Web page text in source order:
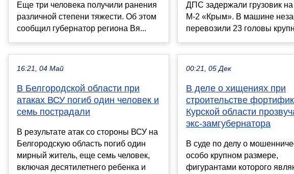
Еще три человека получили ранения
различной степени тяжести. Об этом
сообщил губернатор региона Вя...
16:21, 04 Май
В Белгородской области при
атаках ВСУ погиб один человек и
семь пострадали
В результате атак со стороны ВСУ на
Белгородскую область погиб один
мирный житель, еще семь человек,
включая десятилетнего ребенка и
ДПС задержали грузовик на
М-2 «Крым». В машине
перевозили 23 головы
00:21, 05 Дек
В деле о хищениях при
строительстве
Курской области
экс-замгубернатора
В суде по делу о
особо крупном размере,
фигурантами которого